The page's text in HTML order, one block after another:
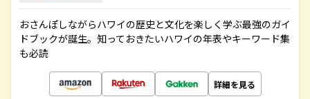
おさんぽしながらハワイの歴史と文化を楽しく学ぶ最強のガイ
ドブックが誕生。知っておきたいハワイの年表やキーワード集
も必読
詳細を見る